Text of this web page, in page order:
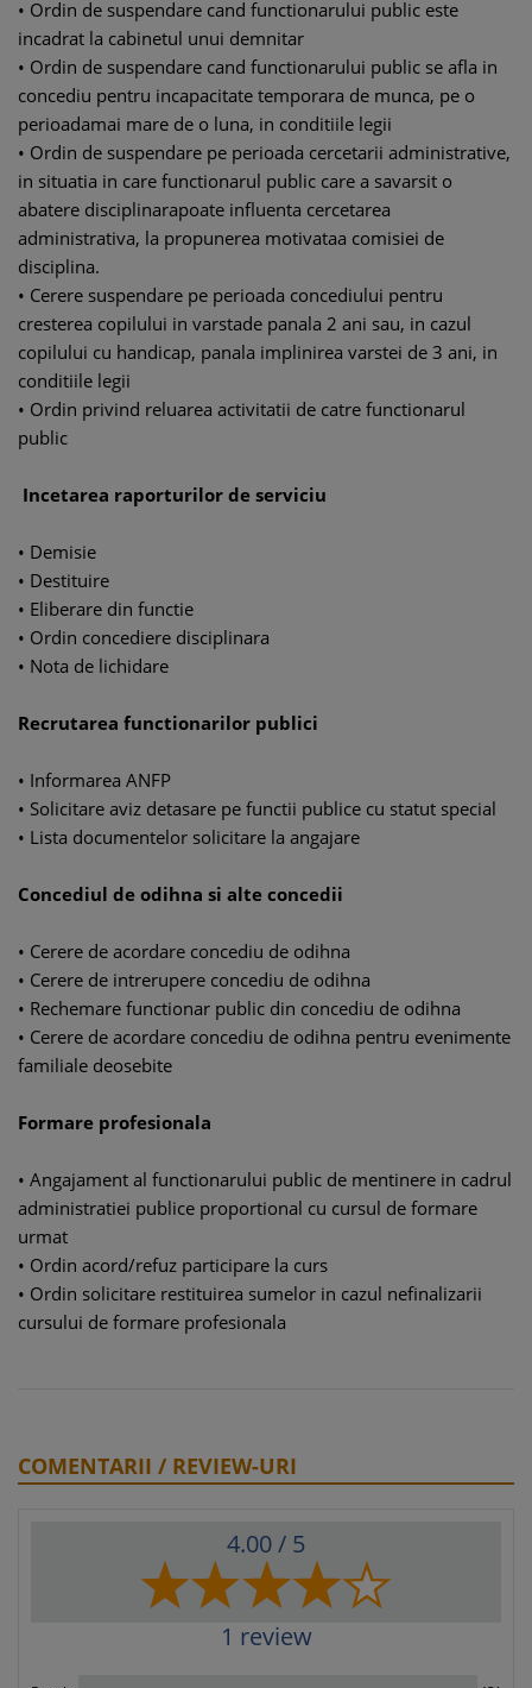
• Ordin de suspendare cand functionarului public este
incadrat la cabinetul unui demnitar
• Ordin de suspendare cand functionarului public se afla in
concediu pentru incapacitate temporara de munca, pe o
perioadamai mare de o luna, in conditiile legii
• Ordin de suspendare pe perioada cercetarii administrative,
in situatia in care functionarul public care a savarsit o
abatere disciplinarapoate influenta cercetarea
administrativa, la propunerea motivataa comisiei de
disciplina.
• Cerere suspendare pe perioada concediului pentru
cresterea copilului in varstade panala 2 ani sau, in cazul
copilului cu handicap, panala implinirea varstei de 3 ani, in
conditiile legii
• Ordin privind reluarea activitatii de catre functionarul
public
Incetarea raporturilor de serviciu
• Demisie
• Destituire
• Eliberare din functie
• Ordin concediere disciplinara
• Nota de lichidare
Recrutarea functionarilor publici
• Informarea ANFP
• Solicitare aviz detasare pe functii publice cu statut special
• Lista documentelor solicitare la angajare
Concediul de odihna si alte concedii
• Cerere de acordare concediu de odihna
• Cerere de intrerupere concediu de odihna
• Rechemare functionar public din concediu de odihna
• Cerere de acordare concediu de odihna pentru evenimente
familiale deosebite
Formare profesionala
• Angajament al functionarului public de mentinere in cadrul
administratiei publice proportional cu cursul de formare
urmat
• Ordin acord/refuz participare la curs
• Ordin solicitare restituirea sumelor in cazul nefinalizarii
cursului de formare profesionala
COMENTARII / REVIEW-URI
4.00/ 5
1 review